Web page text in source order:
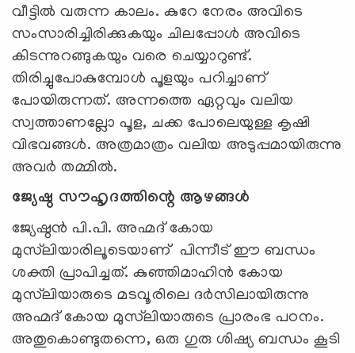
വീട്ടില്‍ വരുന്ന കാലം. കുറേ നേരം അവിടെ
സംസാരിച്ചിരിക്കുകയും ചിലപ്പോള്‍ അവിടെ
കിടന്നുറങ്ങുകയും വരെ ചെയ്യാറുണ്ട്.
തിരിച്ചുപോകുമ്പോള്‍ പൂളയും പറിച്ചാണ്
പോയിരുന്നത്. അന്നത്തെ ഏറ്റവും വലിയ
സ്വത്താണല്ലോ പൂള, ചക്ക പോലെയുള്ള കൃഷി
വിഭവങ്ങള്‍. അത്രമാത്രം വലിയ അടുപ്പമായിരുന്നു
അവര്‍ തമ്മില്‍.
ജ്യേഷ്ഠ സൗഹൃദത്തിന്റെ ആഴങ്ങള്‍
ജ്യേഷ്ഠന്‍ പി.പി. അഹ്മദ് കോയ
മുസ്‌ലിയാരിലൂടെയാണ് പിന്നീട് ഈ ബന്ധം
ശക്തി പ്രാപിച്ചത്. കുഞ്ഞിമാഹിന്‍ കോയ
മുസ്‌ലിയാരുടെ മടവൂരിലെ ദര്‍സിലായിരുന്നു
അഹ്മദ് കോയ മുസ്‌ലിയാരുടെ പ്രാരംഭ പഠനം.
അതുകൊണ്ടുതന്നെ, ഒരു ഗുരു ശിഷ്യ ബന്ധം കൂടി